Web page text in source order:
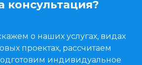
консультация?
о наших услугах, видах
проектах, рассчитаем
индивидуальное